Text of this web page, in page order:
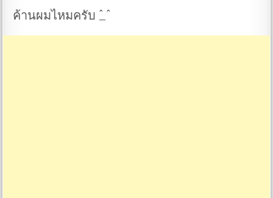
ค้านผมไหมครับ ^_^